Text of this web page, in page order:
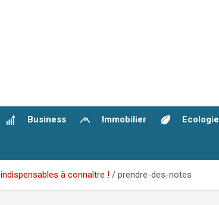
Business Immobilier Ecologie
à connaître ! prendre-des-notes